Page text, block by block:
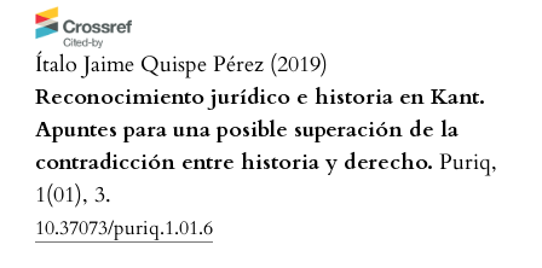
Ítalo Jaime Quispe Pérez (2019)
Reconocimiento jurídico e historia en Kant.
Apuntes para una posible superación de la
contradicción entre historia y derecho. Puriq,
1(01), 3.
10.37073/puriq.1.01.6